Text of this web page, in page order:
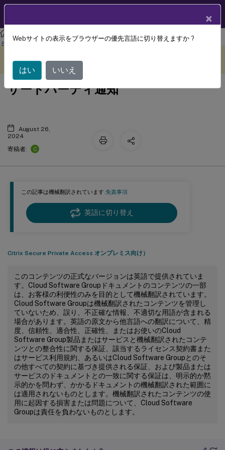
Citrix Secure Private Access
Citrix Secure Private Access-オンプレ
ミス
この記事は機械翻訳されています.免責事項
英語に切り替え
Citrix Secure Private Access オンプレミス向け）
このコンテンツの正式なバージョンは英語で提供されていま
す。Cloud Software Groupドキュメントのコンテンツの一部
は、お客様の利便性のみを目的として機械翻訳されています。
Cloud Software Groupは機械翻訳されたコンテンツを管理し
ていないため、誤り、不正確な情報、不適切な用語が含まれる
場合があります。英語の原文から他言語への翻訳について、精
度、信頼性、適合性、正確性、またはお使いのCloud
Software Group製品またはサービスと機械翻訳されたコンテ
ンツとの整合性に関する保証、該当するライセンス契約書また
はサービス利用規約、あるいはCloud Software Groupとのそ
の他すべての契約に基づき提供される保証、および製品または
サービスのドキュメントとの一致に関する保証は、明示的か黙
示的かを問わず、かかるドキュメントの機械翻訳された範囲に
は適用されないものとします。機械翻訳されたコンテンツの使
用に起因する損害または問題について、Cloud Software
Groupは責任を負わないものとします。
翻訳されています。
サードパーティ通知
August 26,
2024
寄稿者:
C
×
Webサイトの表示をブラウザーの優先言語に切り替えますか ?
はい いいえ